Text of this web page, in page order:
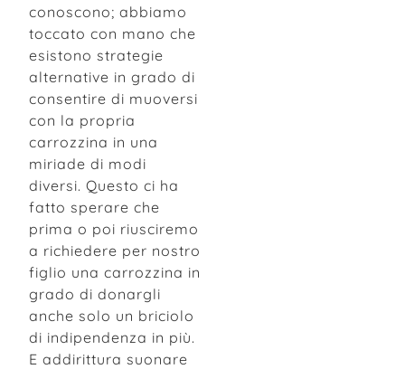
conoscono; abbiamo
toccato con mano che
esistono strategie
alternative in grado di
consentire di muoversi
con la propria
carrozzina in una
miriade di modi
diversi. Questo ci ha
fatto sperare che
prima o poi riusciremo
a richiedere per nostro
figlio una carrozzina in
grado di donargli
anche solo un briciolo
di indipendenza in più.
E addirittura suonare